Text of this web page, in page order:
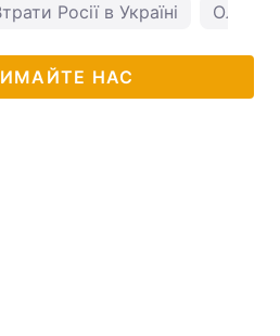
Росії в Україні
НАС